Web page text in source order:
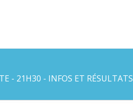
- 21H30 - INFOS ET RÉSULTATS